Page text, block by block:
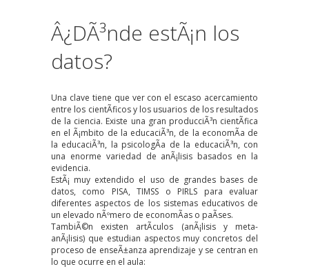
Â¿DÃ³nde estÃ¡n los
datos?
Una clave tiene que ver con el escaso acercamiento
entre los cientÃ­ficos y los usuarios de los resultados
de la ciencia. Existe una gran producciÃ³n cientÃ­fica
en el Ã¡mbito de la educaciÃ³n, de la economÃ­a de
la educaciÃ³n, la psicologÃ­a de la educaciÃ³n, con
una enorme variedad de anÃ¡lisis basados en la
evidencia.
EstÃ¡ muy extendido el uso de grandes bases de
datos, como PISA,TIMSS o PIRLS para evaluar
diferentes aspectos de los sistemas educativos de
un elevado nÃºmero de economÃ­as o paÃ­ses.
TambiÃ©n existen artÃ­culos (anÃ¡lisisy meta-
anÃ¡lisis) que estudian aspectos muy concretos del
proceso de enseÃ±anza aprendizaje y se centran en
lo que ocurre en el aula: